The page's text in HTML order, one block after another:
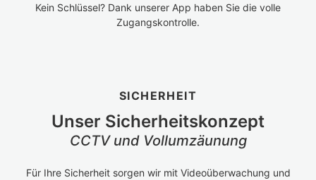
Kein Schlüssel? Dank unserer App haben Sie die volle
Zugangskontrolle.
SICHERHEIT
Unser Sicherheitskonzept
CCTV und Vollumzäunung
Für Ihre Sicherheit sorgen wir mit Videoüberwachung und